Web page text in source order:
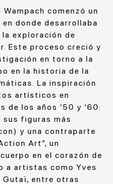
comenzó un
donde desarrollaba
exploración de
Este proceso creció y
en torno a la
en la historia de la
La inspiración
artísticos en
de los años ’50 y ’60:
sus figuras más
y una contraparte
Art”, un
en el corazón de
a artistas como Yves
Gutaï, entre otras